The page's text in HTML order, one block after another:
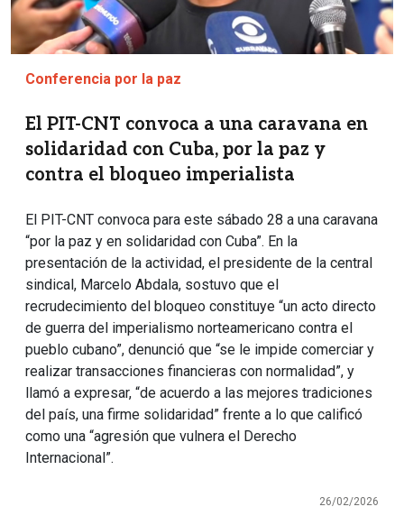
Conferencia por la paz
El PIT-CNT convoca a una caravana en
solidaridad con Cuba, por la paz y
contra el bloqueo imperialista
El PIT-CNT convoca para este sábado 28 a una caravana
“por la paz y en solidaridad con Cuba”. En la
presentación de la actividad, el presidente de la central
sindical, Marcelo Abdala, sostuvo que el
recrudecimiento del bloqueo constituye “un acto directo
de guerra del imperialismo norteamericano contra el
pueblo cubano”, denunció que “se le impide comerciar y
realizar transacciones financieras con normalidad”, y
llamó a expresar, “de acuerdo a las mejores tradiciones
del país, una firme solidaridad” frente a lo que calificó
como una “agresión que vulnera el Derecho
Internacional”.
26/02/2026